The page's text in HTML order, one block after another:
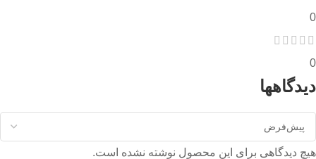
0
0
دیدگاهها
هیچ دیدگاهی برای این محصول نوشته نشده است.